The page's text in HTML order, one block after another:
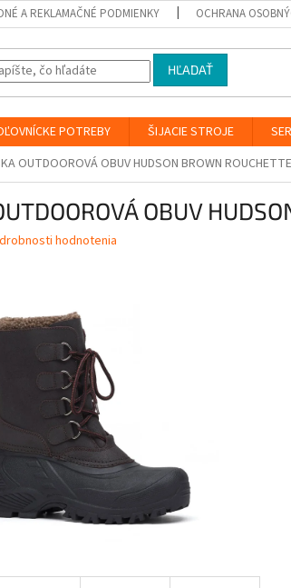
A REKLAMAČNÉ PODMIENKY OCHRANA
HĽADAŤ
POTREBY ŠIJACIE STROJE
OUTDOOROVÁ OBUV HUDSON BROWN ROUCHETTE
OBUV
hodnotenia